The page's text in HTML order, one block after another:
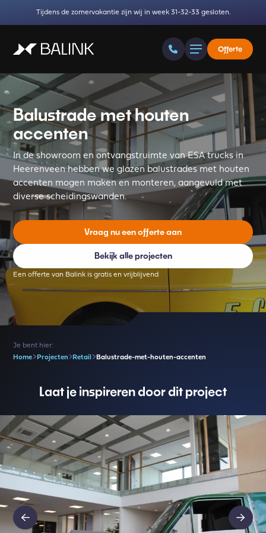
Tijdens de zomervakantie zijn wij in week 31-32-33 gesloten.
Offerte
Balustrade met houten
accenten
In de showroom en ontvangstruimte van ESA trucks in
Heerenveen hebben we glazen balustrades met houten
accenten mogen maken en monteren, aangevuld met
diverse scheidingswanden.
Vraag nu een offerte aan
Bekijk alle projecten
Een offerte van Balink is gratis en vrijblijvend
Je bent hier:
Home
Projecten Retail Balustrade-met-houten-accenten
Laat je inspireren door dit project